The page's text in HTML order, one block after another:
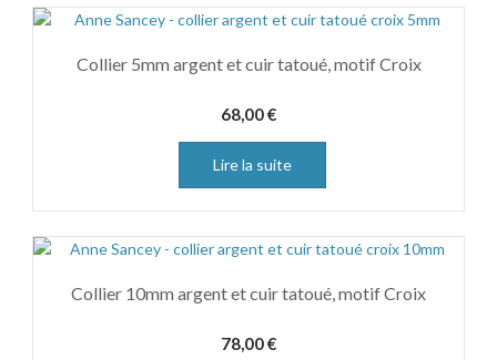
Collier 5mm argent et cuir tatoué, motif Croix
68,00€
Lire la suite
Collier 10mm argent et cuir tatoué, motif Croix
78,00€